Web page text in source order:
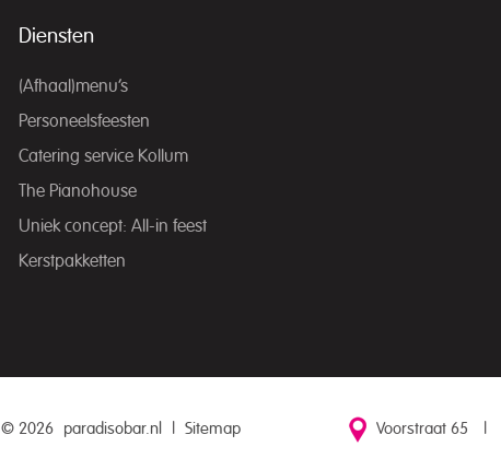
Diensten
(Afhaal)menu’s
Personeelsfeesten
Catering service Kollum
The Pianohouse
Uniek concept: All-in feest
Kerstpakketten
© 2026 paradisobar.nl Sitemap Voorstraat 65